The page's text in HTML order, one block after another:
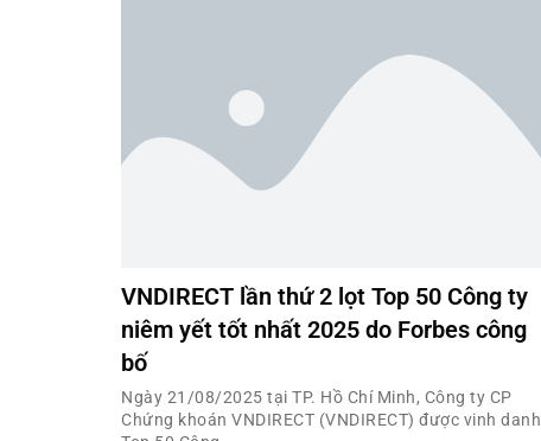
VNDIRECT lần thứ 2 lọt Top 50 Công ty
niêm yết tốt nhất 2025 do Forbes công
bố
Ngày 21/08/2025 tại TP. Hồ Chí Minh, Công ty CP
Chứng khoán VNDIRECT (VNDIRECT) được vinh danh